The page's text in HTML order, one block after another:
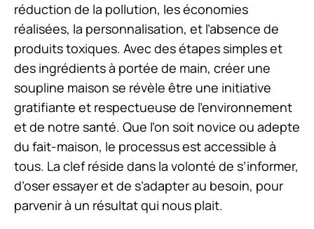
réduction de la pollution, les économies
réalisées, la personnalisation, et l’absence de
produits toxiques. Avec des étapes simples et
des ingrédients à portée de main, créer une
soupline maison se révèle être une initiative
gratifiante et respectueuse de l’environnement
et de notre santé. Que l’on soit novice ou adepte
du fait-maison, le processus est accessible à
tous. La clef réside dans la volonté de s’informer,
d’oser essayer et de s’adapter au besoin, pour
parvenir à un résultat qui nous plait.